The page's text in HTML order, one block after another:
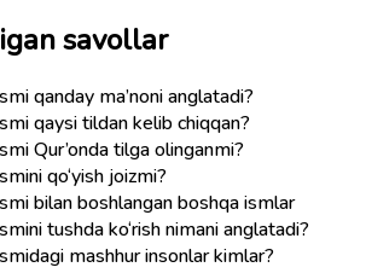
savollar
qanday ma’noni anglatadi?
qaysi tildan kelib chiqqan?
Qur’onda tilga olinganmi?
qo‘yish joizmi?
bilan boshlangan boshqa ismlar
tushda ko‘rish nimani anglatadi?
mashhur insonlar kimlar?